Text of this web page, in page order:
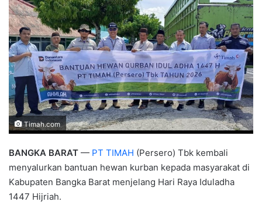
Timah.com
BANGKA BARAT — PT TIMAH (Persero) Tbk kembali
menyalurkan bantuan hewan kurban kepada masyarakat di
Kabupaten Bangka Barat menjelang Hari Raya Iduladha
1447 Hijriah.